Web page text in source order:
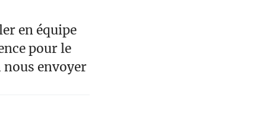
en équipe
pour le
envoyer